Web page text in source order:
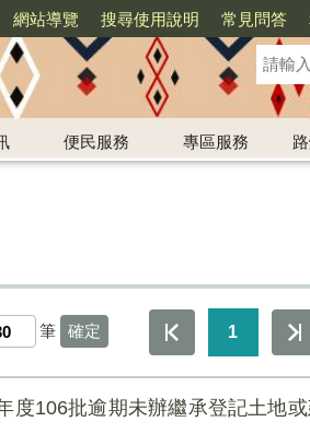
網站導覽 搜尋使用說明 常見問答
便民服務 專區服務
筆 1
度106批逾期未辦繼承登記土地